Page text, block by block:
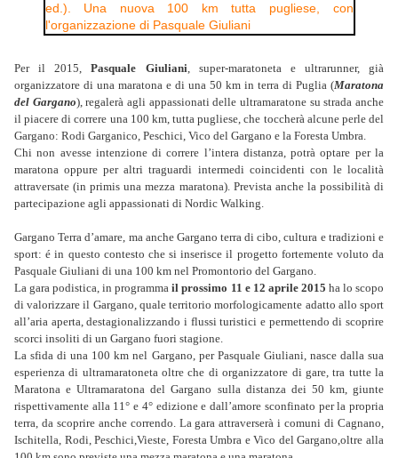
Per il 2015,Pasquale Giuliani, super-maratoneta e ultrarunner, già
organizzatore di una maratona e di una 50 km in terra di Puglia (Maratona
del Gargano), regalerà agli appassionati delle ultramaratone su strada anche
il piacere di correre una 100 km, tutta pugliese, che toccherà alcune perle del
Gargano: Rodi Garganico, Peschici, Vico del Gargano e la Foresta Umbra.
Chi non avesse intenzione di correre l’intera distanza, potrà optare per la
maratona oppure per altri traguardi intermedi coincidenti con le località
attraversate (in primis una mezza maratona). Prevista anche la possibilità di
partecipazione agli appassionati di Nordic Walking.
Gargano Terra d’amare, ma anche Gargano terra di cibo, cultura e tradizioni e
sport: é in questo contesto che si inserisce il progetto fortemente voluto da
Pasquale Giuliani di una 100 km nel Promontorio del Gargano.
La gara podistica, in programmail prossimo 11 e 12 aprile 2015 ha lo scopo
di valorizzare il Gargano, quale territorio morfologicamente adatto allo sport
all’aria aperta, destagionalizzando i flussi turistici e permettendo di scoprire
scorci insoliti di un Gargano fuori stagione.
La sfida di una 100 km nel Gargano, per Pasquale Giuliani, nasce dalla sua
esperienza di ultramaratoneta oltre che di organizzatore di gare, tra tutte la
Maratona e Ultramaratona del Gargano sulla distanza dei 50 km, giunte
rispettivamente alla 11° e 4° edizione e dall’amore sconfinato per la propria
terra, da scoprire anche correndo. La gara attraverserà i comuni di Cagnano,
Ischitella, Rodi, Peschici,Vieste, Foresta Umbra e Vico del Gargano,oltre alla